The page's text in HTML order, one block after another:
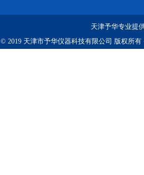
天津予华专业提
© 2019 天津市予华仪器科技有限公司 版权所有